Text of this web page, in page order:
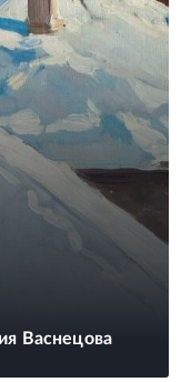
Васнецова